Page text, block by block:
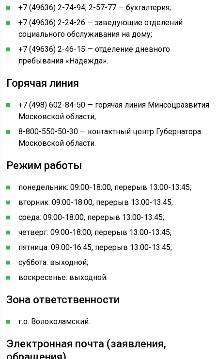
+7 (49636) 2-74-94, 2-57-77 — бухгалтерия;
+7 (49636) 2-24-26 — заведующие отделений
социального обслуживания на дому;
+7 (49636) 2-46-15 — отделение дневного
пребывания «Надежда».
Горячая линия
+7 (498) 602-84-50 — горячая линия Минсоцразвития
Московской области;
8-800-550-50-30 — контактный центр Губернатора
Московской области.
Режим работы
понедельник: 09:00-18:00, перерыв 13:00-13:45;
вторник: 09:00-18:00, перерыв 13:00-13:45;
среда: 09:00-18:00, перерыв 13:00-13:45;
четверг: 09:00-18:00, перерыв 13:00-13:45;
пятница: 09:00-16:45, перерыв 13:00-13:45;
суббота: выходной;
воскресенье: выходной.
Зона ответственности
г.о. Волоколамский.
Электронная почта (заявления,